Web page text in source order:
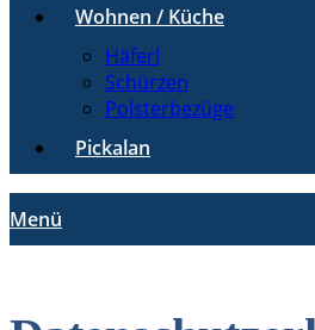
Wohnen / Küche
Häferl
Schürzen
Polsterbezüge
Pickalan
Menü